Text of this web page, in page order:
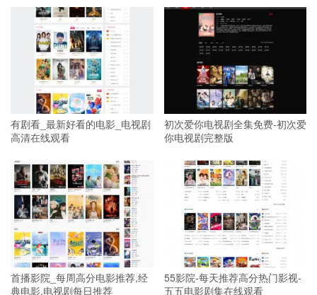
有剧看_最新好看的电影_电视剧
高清在线观看
初次爱你电视剧全集免费-初次爱
你电视剧完整版
首播影院_每周高分电影推荐,经
典电影,电视剧每日推荐
55影院-每天推荐高分热门影视-
五五电影剧集在线观看